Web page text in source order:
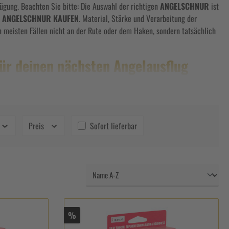
Beachten Sie bitte: Die Auswahl der richtigen ANGELSCHNUR ist
ANGELSCHNUR KAUFEN. Material, Stärke und Verarbeitung der
Fällen nicht an der Rute oder dem Haken, sondern tatsächlich
deinen nächsten Angelausflug
ähnelt dem des Wassers. Für die Herstellung von
Zwecke gut geeignet ist, hängt aber auch von der bevorzugten
sich heftig wehren und in die Schnur beißen. Das muss die Schnur
Preis Sofort lieferbar
%